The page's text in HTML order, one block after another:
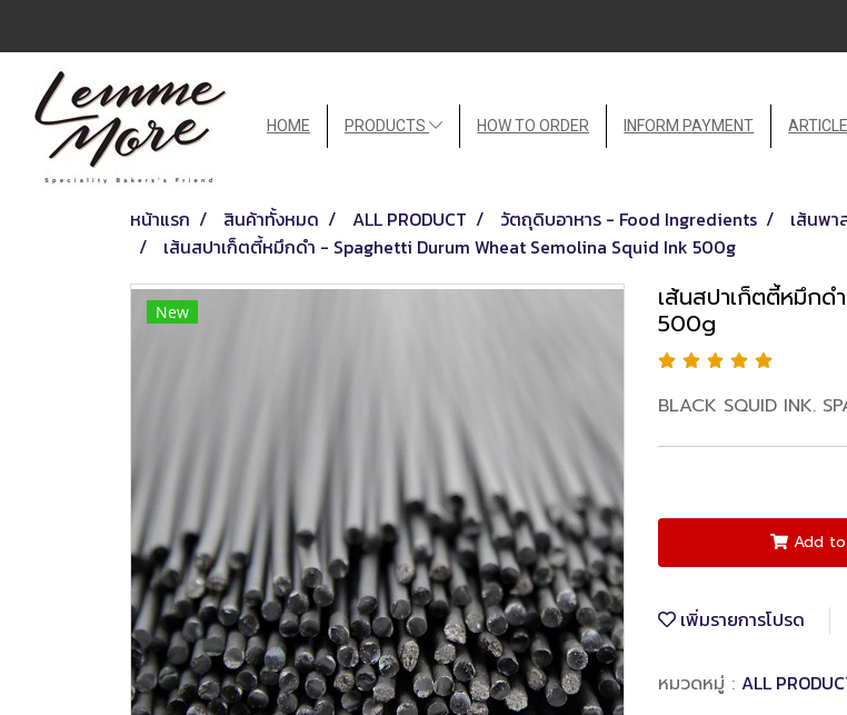
HOME PRODUCTS HOW TO ORDER INFORM PAYMENT ARTICLE
หน้าแรก สินค้าทั้งหมด ALL PRODUCT วัตถุดิบอาหาร - Food Ingredients
เส้นพา
เส้นสปาเก็ตตี้หมึกดำ - Spaghetti Durum Wheat Semolina Squid Ink 500g
New
เส้นสปาเก็ตตี้หมึก
500g
BLACK SQUID INK.
Add
เพิ่มรายการโปรด
หมวดหมู่ : ALL